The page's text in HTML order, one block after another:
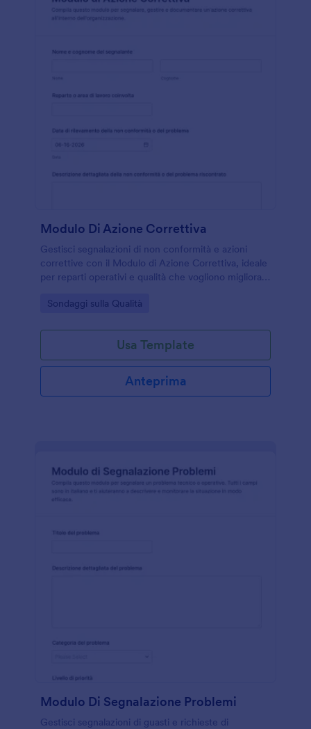
Modulo Di Azione Correttiva
Gestisci segnalazioni di non conformità e azioni
correttive con il Modulo di Azione Correttiva, ideale
per reparti operativi e qualità che vogliono migliorare
Go to Category:
Sondaggi sulla Qualità
Usa Template
Anteprima
Modulo Di Segnalazione Problemi
Gestisci segnalazioni di guasti e richieste di